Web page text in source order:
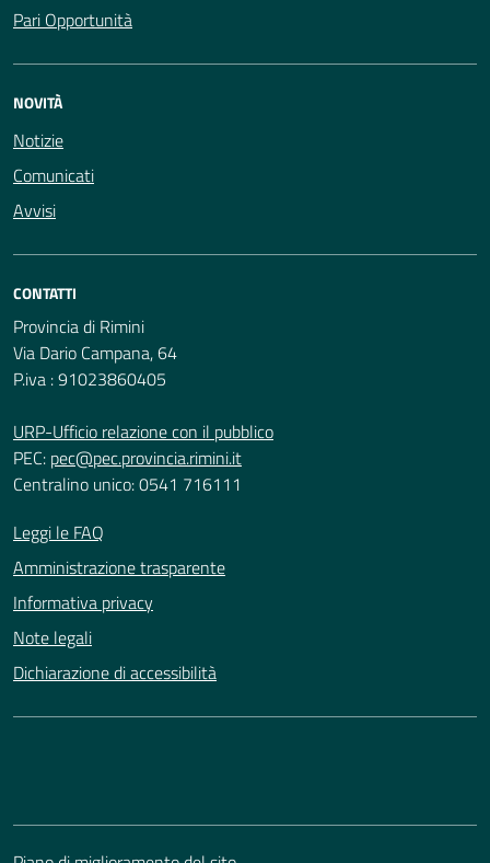
Pari Opportunità
NOVITÀ
Notizie
Comunicati
Avvisi
CONTATTI
Provincia di Rimini
Via Dario Campana, 64
P.iva : 91023860405
URP-Ufficio relazione con il pubblico
PEC: pec@pec.provincia.rimini.it
Centralino unico: 0541 716111
Leggi le FAQ
Amministrazione trasparente
Informativa privacy
Note legali
Dichiarazione di accessibilità